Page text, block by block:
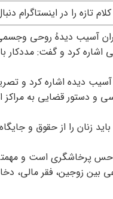
کلام تازه را در اینستاگرام
آسیب دیدهُ روحی
اشاره کرد و گفت: مددکار
دیده اشاره کرد و
و دستور قضایی به
زنان را از حقوق و
پرخاشگری است و
زوجین، فقر مالی،